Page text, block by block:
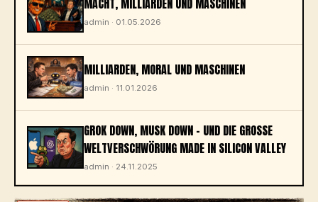
admin · 01.05.2026
MILLIARDEN, MORAL UND MASCHINEN
admin · 11.01.2026
GROK DOWN, MUSK DOWN – UND DIE GROSSE W
ELTVERSCHWÖRUNG MADE IN SILICON VALLEY
admin · 24.11.2025